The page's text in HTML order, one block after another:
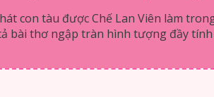
con tàu được Chế Lan Viên làm
bài thơ ngập tràn hình tượng đầy